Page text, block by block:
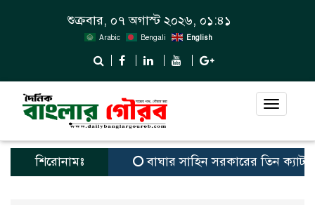
শুক্রবার, ০৭ অগাস্ট ২০২৬, ০১:৪১
Arabic Bengali English
Toggle
শিরোনামঃ বাঘার সাহিন সরকারের তিন